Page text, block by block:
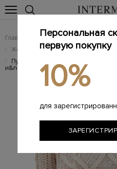
Главная Женщинам / Женская
/ Женский трикотаж
/ Пуловер с&nbsp;объемным
и&nbsp;кристаллами
Персональная
первую покупку
10%
для